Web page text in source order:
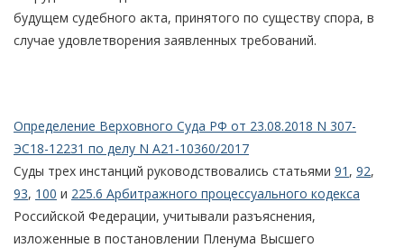
будущем судебного акта, принятого по существу спора, в
случае удовлетворения заявленных требований.
Определение Верховного Суда РФ от 23.08.2018 N 307-
ЭС18-12231 по делу N А21-10360/2017
Суды трех инстанций руководствовались статьями 91 , 92,
93, 100 и 225.6 Арбитражного процессуального кодекса
Российской Федерации, учитывали разъяснения,
изложенные в постановлении Пленума Высшего